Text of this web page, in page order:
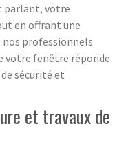
parlant, votre
en offrant une
professionnels
votre fenêtre réponde
sécurité et
et travaux de